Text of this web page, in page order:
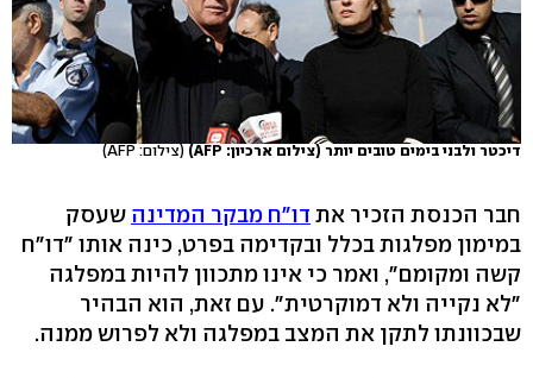
דיכטר ולבני בימים טובים יותר (צילום ארכיון: AFP) (צילום: AFP)
חבר הכנסת הזכיר את דו"ח מבקר המדינה שעסק
במימון מפלגות בכלל ובקדימה בפרט, כינה אותו "דו"ח
קשה ומקומם", ואמר כי אינו מתכוון להיות במפלגה
"לא נקייה ולא דמוקרטית". עם זאת, הוא הבהיר
שבכוונתו לתקן את המצב במפלגה ולא לפרוש ממנה.